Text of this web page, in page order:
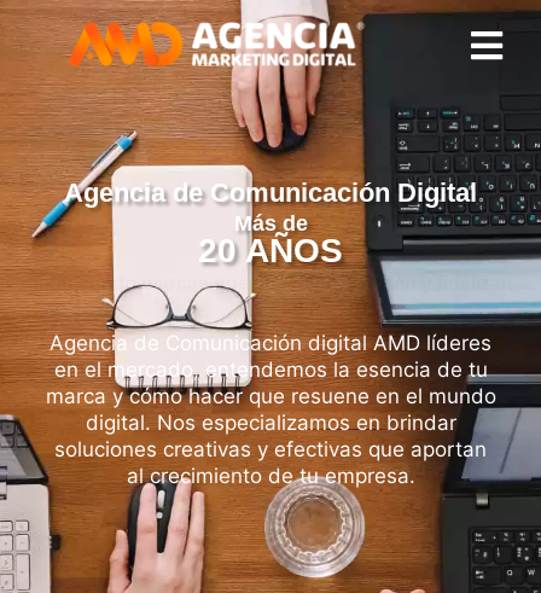
Agencia de Comunicación Digital
Más de
20 AÑOS
Impu sando ma
Agencia de Comunicación digital AMD líderes
en el mercado, entendemos la esencia de tu
marca y cómo hacer que resuene en el mundo
digital. Nos especializamos en brindar
soluciones creativas y efectivas que aportan
al crecimiento de tu empresa.